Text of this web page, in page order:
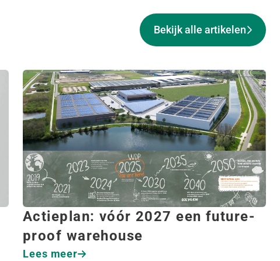
Bekijk alle artikelen
Actieplan: vóór 2027 een future-
proof warehouse
Lees meer